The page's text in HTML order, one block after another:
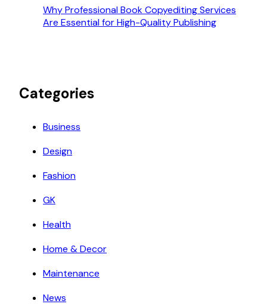
Why Professional Book Copyediting Services
Are Essential for High-Quality Publishing
Categories
Business
Design
Fashion
GK
Health
Home & Decor
Maintenance
News